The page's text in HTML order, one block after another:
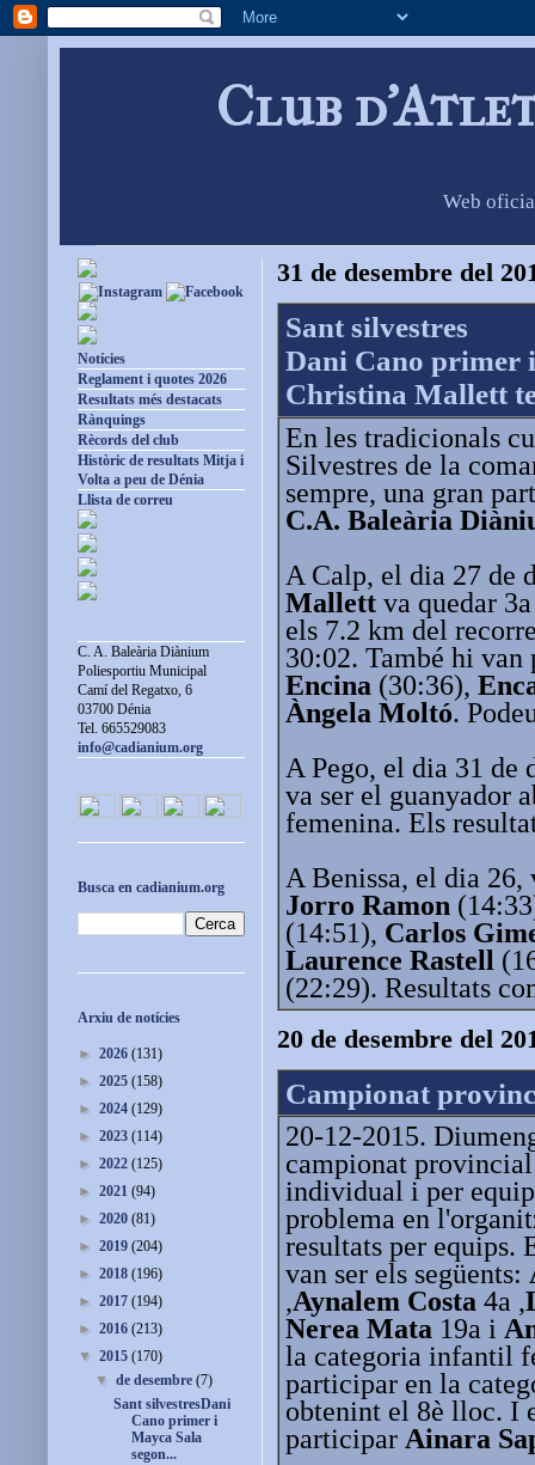
Club
Web
31 de desembre del
Sant silvestres
Dani Cano primer i
Christina Mallett
En les tradicionals
Silvestres de la
sempre, una gran
C.A. Baleària
A Calp, el dia 27 de
Mallett va quedar
els 7.2 km del
30:02. També hi
Encina (30:36),
Àngela Moltó.
A Pego, el dia 31 de
va ser el guanyador
femenina. Els
A Benissa, el dia
Jorro Ramon
(14:51), Carlos
Laurence Rastell
(22:29). Resultats
20 de desembre del
Campionat
20-12-2015.
campionat provincial
individual i per
problema en
resultats per equips.
van ser els següents:
,Aynalem Costa 4a ,
Nerea Mata 19a i
la categoria infantil
participar en la
obtenint el 8è lloc. I
participar Ainara
Notícies
Reglament i quotes 2026
Resultats més destacats
Rànquings
Rècords del club
Històric de resultats Mitja i
Volta a peu de Dénia
Llista de correu
C. A. Baleària Diànium
Poliesportiu Municipal
Camí del Regatxo, 6
03700 Dénia
Tel. 665529083
info@cadianium.org
Busca en cadianium.org
Arxiu de notícies
► 2026 (131)
► 2025 (158)
► 2024 (129)
► 2023 (114)
► 2022 (125)
► 2021 (94)
► 2020 (81)
► 2019 (204)
► 2018 (196)
► 2017 (194)
► 2016 (213)
▼ 2015 (170)
▼de desembre(7)
Sant silvestresDani
Cano primer i
Mayca Sala
segon...